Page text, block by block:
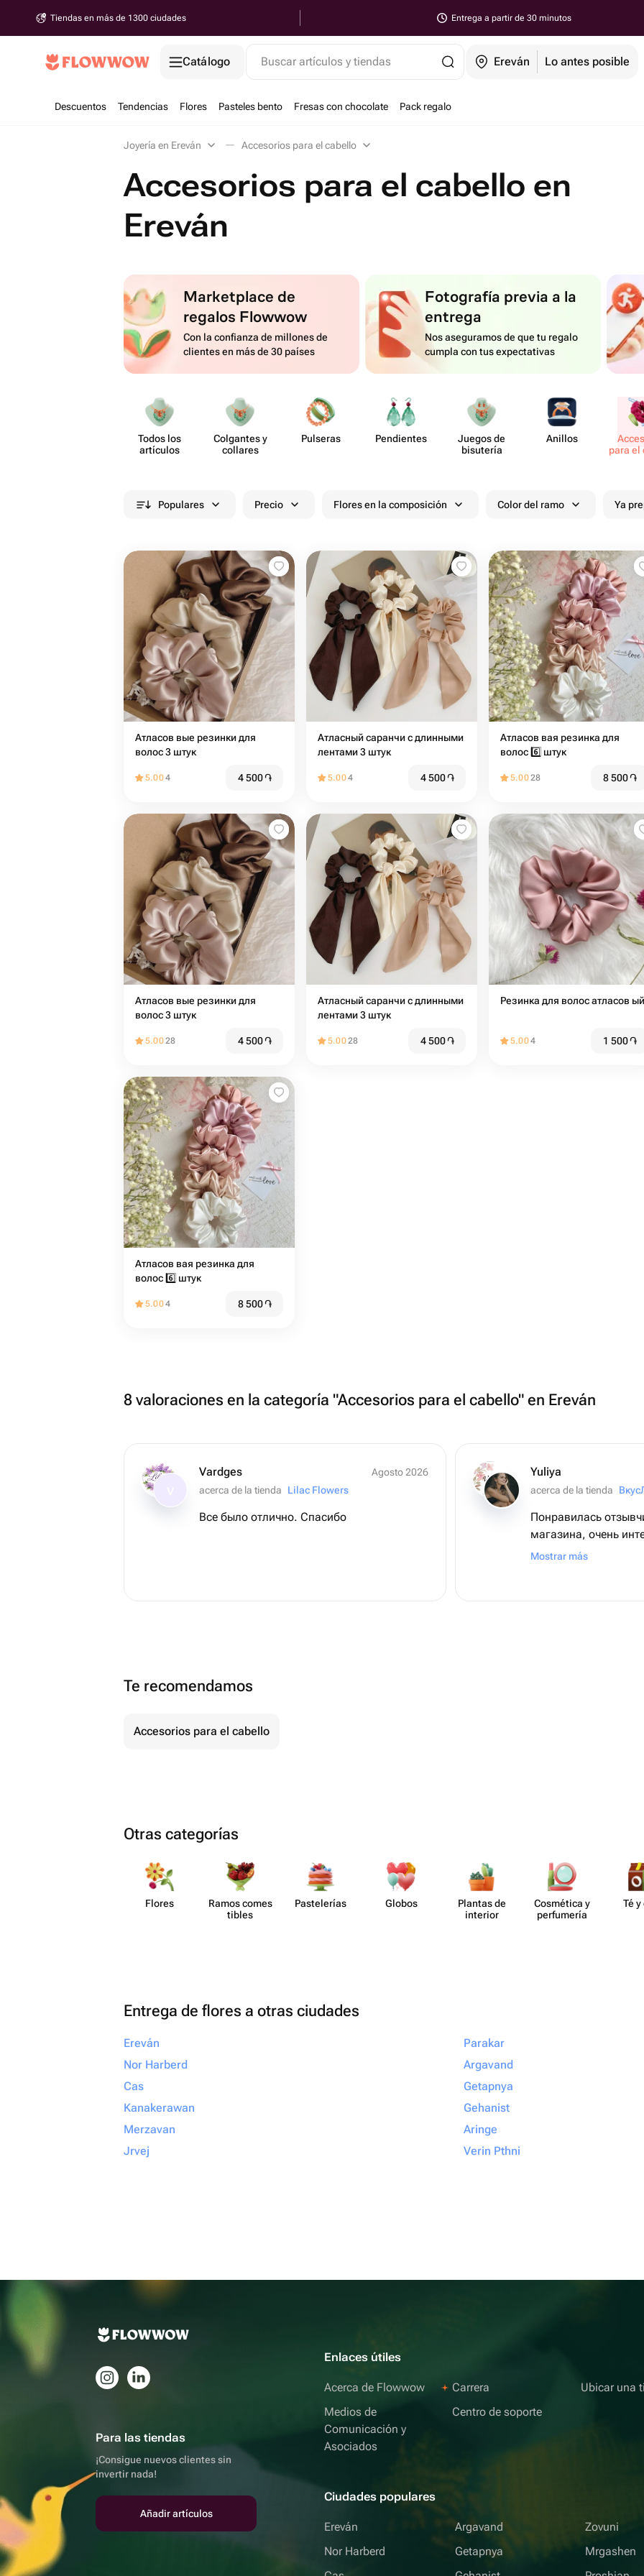
Tiendas en más de 1300 ciudades Entrega a partir de 30 minutos
Catálogo Buscar artículos y tiendas Ereván Lo antes posible
Descuentos Tendencias Flores Pasteles bento Fresas con chocolate Pack regalo
Joyería en Ereván Accesorios para el cabello
Accesorios para el cabello en
Ereván
Marketplace de
regalos Flowwow
Con la confianza de millones de
clientes en más de 30 países
Fotografía previa a la
entrega
Nos aseguramos de que tu regalo
cumpla con tus expectativas
Todos los
artículos
Colgantes y
collares
Pulseras Pend​ientes
Juegos de
bisutería
Anillos
para el
Populares Precio Flores en la composición Color del ramo Ya
Атласов вые резинки для
волос 3 штук
5.004 4 500֏
Атласный саранчи с длинными
лентами 3 штук
5.004 4 500֏
Атласов вая резинка для
волос 6️⃣ штук
5.0028 8 500֏
Атласов вые резинки для
волос 3 штук
5.0028 4 500֏
Атласный саранчи с длинными
лентами 3 штук
5.0028 4 500֏
Резинка для волос атласов ый
5.004 1 500֏
Атласов вая резинка для
волос 6️⃣ штук
5.004 8 500֏
8 valoraciones en la categoría "Accesorios para el cabello" en Ereván
Vardges
Agosto 2026
acerca de la tienda
Lilac Flowers
Все было отлично. Спасибо
Yuliya
acerca de la tienda
Понравилась
магазина, очень
прекрасные свежие
Mostrar más
Te recomendamos
Accesorios para el cabello
Otras categorías
Flores
Ramos comes​
tibles
Paste​lerías Globos
Plantas de
interior
Cosmética y
perf​umería
Té y
Entrega de flores a otras ciudades
Ereván
Nor Harberd
Cas
Kanakerawan
Merzavan
Jrvej
Parakar
Argavand
Getapnya
Gehanist
Aringe
Verin Pthni
Para las tiendas
¡Consigue nuevos clientes sin
invertir nada!
Añadir artículos
Enlaces útiles
Acerca de Flowwow
Medios de
Comunicación y
Asociados
Carrera
Centro de soporte
Ubicar una
Ciudades populares
Ereván
Nor Harberd
Argavand
Getapnya
Zovuni
Mrgashen